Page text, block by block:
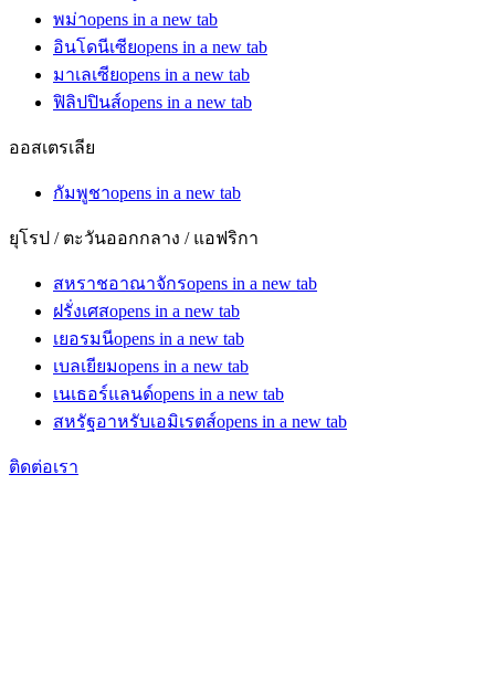
พม่าopens in a new tab
อินโดนีเซียopens in a new tab
มาเลเซียopens in a new tab
ฟิลิปปินส์opens in a new tab
ออสเตรเลีย
กัมพูชาopens in a new tab
ยุโรป / ตะวันออกกลาง / แอฟริกา
สหราชอาณาจักรopens in a new tab
ฝรั่งเศสopens in a new tab
เยอรมนีopens in a new tab
เบลเยียมopens in a new tab
เนเธอร์แลนด์opens in a new tab
สหรัฐอาหรับเอมิเรตส์opens in a new tab
ติดต่อเรา